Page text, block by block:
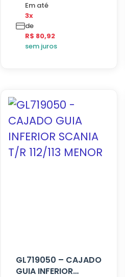
Em até
3x
de
R$ 80,92
sem juros
GL719050 – CAJADO
GUIA INFERIOR